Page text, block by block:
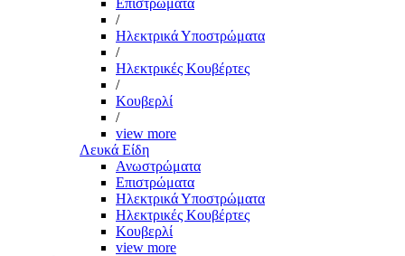
Επιστρώματα
/
Ηλεκτρικά Υποστρώματα
/
Ηλεκτρικές Κουβέρτες
/
Κουβερλί
/
view more
Λευκά Είδη
Ανωστρώματα
Επιστρώματα
Ηλεκτρικά Υποστρώματα
Ηλεκτρικές Κουβέρτες
Κουβερλί
view more